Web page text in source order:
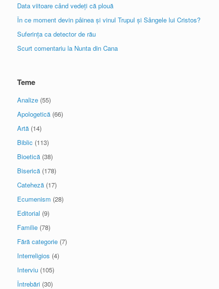
Data viitoare când vedeți că plouă
În ce moment devin pâinea și vinul Trupul și Sângele lui Cristos?
Suferința ca detector de rău
Scurt comentariu la Nunta din Cana
Teme
Analize (55)
Apologetică (66)
Artă (14)
Biblic (113)
Bioetică (38)
Biserică (178)
Cateheză (17)
Ecumenism (28)
Editorial (9)
Familie (78)
Fără categorie (7)
Interreligios (4)
Interviu (105)
Întrebări (30)